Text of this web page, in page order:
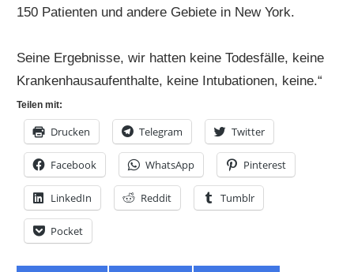
150 Patienten und andere Gebiete in New York.
Seine Ergebnisse, wir hatten keine Todesfälle, keine
Krankenhausaufenthalte, keine Intubationen, keine.“
Teilen mit:
Drucken Telegram Twitter
Facebook WhatsApp Pinterest
LinkedIn Reddit Tumblr
Pocket